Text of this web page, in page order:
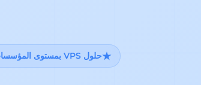
حلول VPS بمستوى المؤسسات